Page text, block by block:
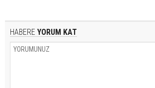
HABERE YORUM KAT